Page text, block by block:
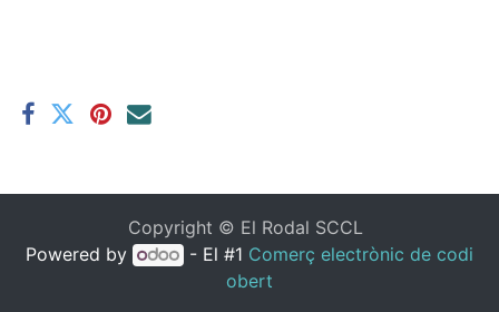
Copyright © El Rodal SCCL
Powered by
- El #1 Comerç electrònic de codi
obert